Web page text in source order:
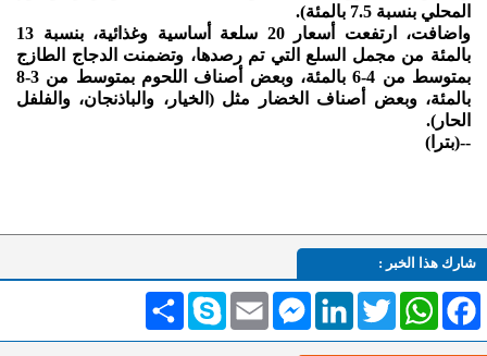
المحلي بنسبة 7.5 بالمئة).
واضافت، ارتفعت أسعار 20 سلعة أساسية وغذائية، بنسبة 13
بالمئة من مجمل السلع التي تم رصدها، وتضمنت الدجاج الطازج
بمتوسط من 4-6 بالمئة، وبعض أصناف اللحوم بمتوسط من 3-8
بالمئة، وبعض أصناف الخضار مثل (الخيار، والباذنجان، والفلفل
الحار).
--(بترا)
شارك هذا الخبر :
انشر Skype Email
MessengerLinkedInTwitterWhatsAppFacebook